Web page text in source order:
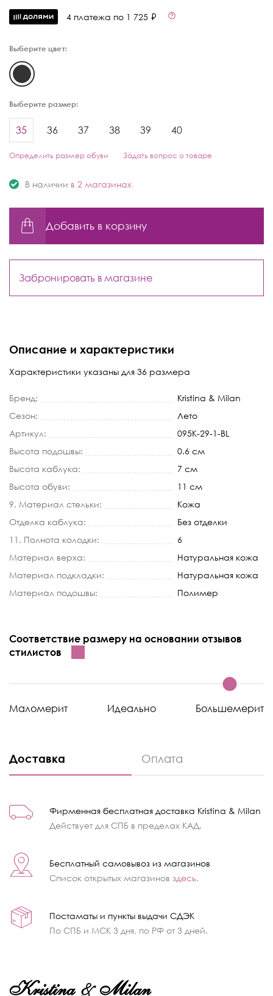
4 платежа по 1 725 ₽
Выберите цвет:
Выберите размер:
35 36 37 38 39 40
Определить размер обуви Задать вопрос о товаре
В наличии в 2 магазинах
Добавить в корзину
Забронировать в магазине
Описание и характеристики
Характеристики указаны для 36 размера
Бренд:
Kristina & Milan
Сезон:
Лето
Артикул:
095K-29-1-BL
Высота подошвы:
0.6 см
Высота каблука:
7 см
Высота обуви:
11 см
9. Материал стельки:
Кожа
Отделка каблука:
Без отделки
11. Полнота колодки:
6
Материал верха:
Натуральная кожа
Материал подкладки:
Натуральная кожа
Материал подошвы:
Полимер
Соответствие размеру на основании отзывов
стилистов
Маломерит Идеально Большемерит
Доставка Оплата
Фирменная бесплатная доставка Kristina & Milan
Действует для СПБ в пределах КАД.
Бесплатный самовывоз из магазинов
Список открытых магазинов здесь.
Постаматы и пункты выдачи СДЭК
По СПБ и МСК 3 дня, по РФ от 3 дней.